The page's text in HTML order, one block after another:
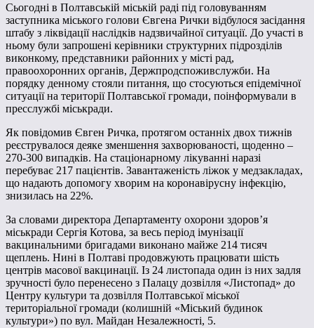
Сьогодні в Полтавській міській раді під головуванням
заступника міського голови Євгена Рички відбулося засідання
штабу з ліквідації наслідків надзвичайної ситуації. До участі в
ньому були запрошені керівники структурних підрозділів
виконкому, представники районних у місті рад,
правоохоронних органів, Держпродспоживслужби. На
порядку денному стояли питання, що стосуються епідемічної
ситуації на території Полтавської громади, поінформували в
пресслужбі міськради.
Як повідомив Євген Ричка, протягом останніх двох тижнів
реєструвалося деяке зменшення захворюваності, щоденно –
270-300 випадків. На стаціонарному лікуванні наразі
перебуває 217 пацієнтів. Завантаженість ліжок у медзакладах,
що надають допомогу хворим на коронавірусну інфекцію,
знизилась на 22%.
За словами директора Департаменту охорони здоров’я
міськради Сергія Котова, за весь період імунізації
вакцинальними бригадами виконано майже 214 тисяч
щеплень. Нині в Полтаві продовжують працювати шість
центрів масової вакцинації. Із 24 листопада один із них задля
зручності було перенесено з Палацу дозвілля «Листопад» до
Центру культури та дозвілля Полтавської міської
територіальної громади (колишній «Міський будинок
культури») по вул. Майдан Незалежності, 5.